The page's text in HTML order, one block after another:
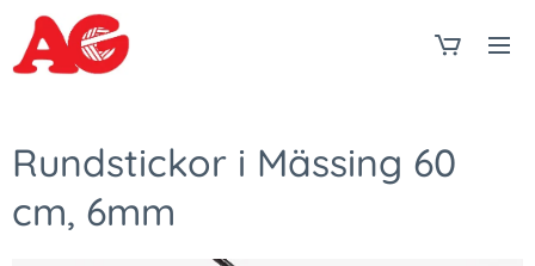
Rundstickor i Mässing 60
cm, 6mm